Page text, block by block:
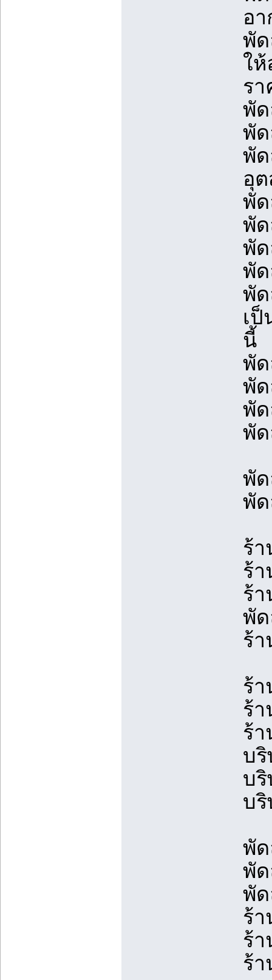
อ
พั
ใ
ร
พั
พั
พั
อุ
พัด
พัด
พั
พั
พั
เ
นี้
พั
พั
พั
พั
พั
พั
ร้า
ร้
ร้
พั
ร้
ร้
ร้
ร้
บ
บ
บ
พัด
พั
พัด
ร้
ร้
ร้